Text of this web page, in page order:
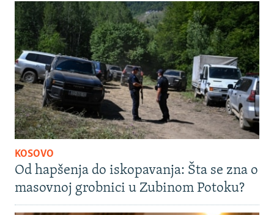
KOSOVO
Od hapšenja do iskopavanja: Šta se zna o
masovnoj grobnici u Zubinom Potoku?